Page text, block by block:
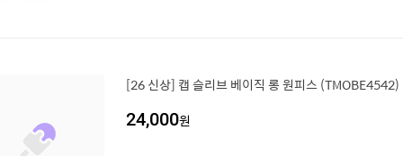
[26 신상] 캡 슬리브 베이직 롱 원피스 (TMOBE4542)
24,000원